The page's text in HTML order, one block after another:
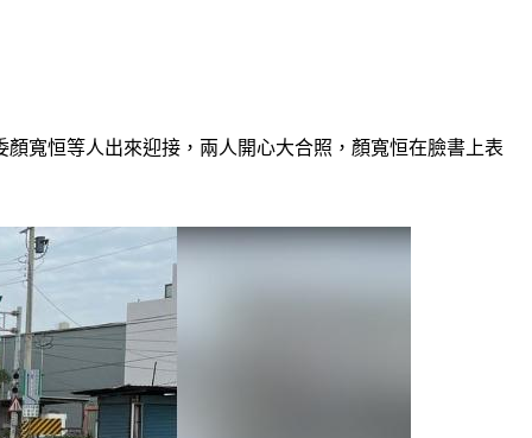
寬恒等人出來迎接，兩人開心大合照，顏寬恒在臉書上表